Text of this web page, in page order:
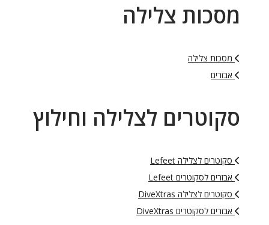
מסכות צלילה
מסכות צלילה
אבזרים
סקוטרים לצלילה וחילוץ
סקוטרים לצלילה Lefeet
אבזרים לסקוטרים Lefeet
סקוטרים לצלילה DiveXtras
אבזרים לסקוטרים DiveXtras